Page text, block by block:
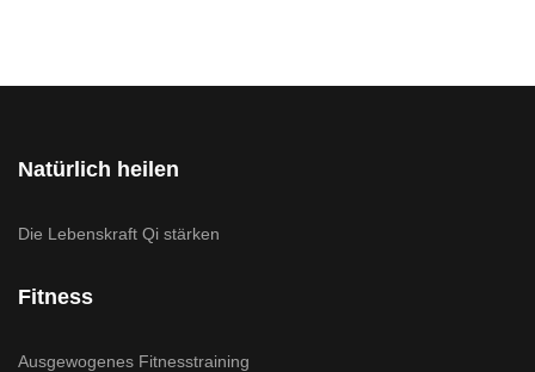
Natürlich heilen
Die Lebenskraft Qi stärken
Fitness
Ausgewogenes Fitnesstraining